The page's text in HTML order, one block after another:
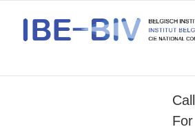
content
Call
For